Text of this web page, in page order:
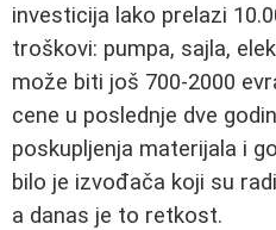
investicija lako prelazi
troškovi: pumpa, sajla,
može biti još 700-2000
cene u poslednje dve
poskupljenja materijala i
bilo je izvođača koji su
a danas je to retkost.